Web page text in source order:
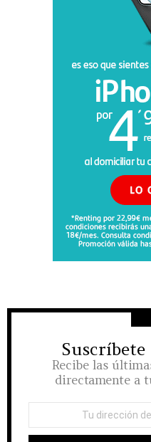
Recibe las
directamente a
correo